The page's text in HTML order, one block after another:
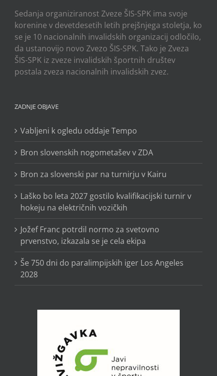
Sedanja organiziranost Zveze ŠIS-SPK ima svoje
korenine v devetdesetih letih prejšnjega stoletja, ko
se je 10 nacionalnih invalidskih organizacij odločilo,
da ustanovijo novo Zvezo ŠIS-SPK. Tako je Zveza
ŠIS-SPK iz zveze invalidskih športnih društev
postala zveza nacionalnih invalidskih zvez.
ZADNJE OBJAVE
Vabljeni k ogledu oddaje Tempo
Bron slovenskih nogometašev v ZDA
Bron za slovenski par na turnirju v Kairu
Laško bo leta 2027 gostilo kvalifikacijski turnir v
hokeju na električnih vozičkih
Jožef Franc potrdil normo za svetovno
prvenstvo, izkazala se je cela ekipa
Še 750 dni do paralimpijskih iger Los Angeles
2028